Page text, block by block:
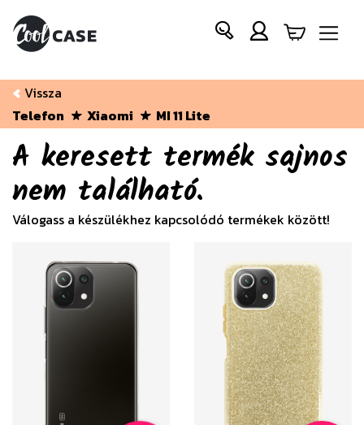
Vissza
Telefon
Xiaomi MI 11 Lite
A keresett termék sajnos
nem található.
Válogass a készülékhez kapcsolódó termékek között!